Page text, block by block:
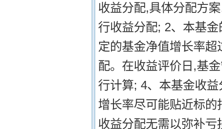
收益分配,具体分配方
行收益分配; 2、本基
定的基金净值增长率
配。在收益评价日,基
行计算; 4、本基金收
增长率尽可能贴近标
收益分配无需以弥补